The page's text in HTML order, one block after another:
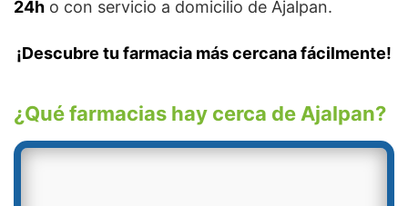
24h o con servicio a domicilio de Ajalpan.
¡Descubre tu farmacia más cercana fácilmente!
¿Qué farmacias hay cerca de Ajalpan?